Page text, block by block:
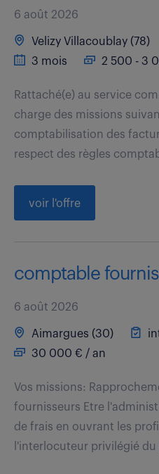
6 août 2026
Velizy Villacoublay (78)
3 mois
2 500 - 3
Rattaché(e) au service
charge des missions
comptabilisation des
respect des règles
voir l'offre
comptable
6 août 2026
Aimargues (30)
30 000 € / an
Vos missions:
fournisseurs Etre
de frais en ouvrant les
l'interlocuteur privilégié du